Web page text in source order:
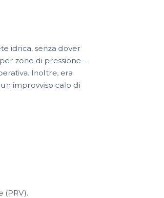
idrica, senza dover
zone di pressione –
Inoltre, era
improvviso calo di